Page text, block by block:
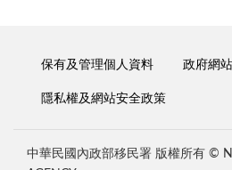
保有及管理個人資料 政府網
隱私權及網站安全政策
中華民國內政部移民署 版權所有 ©